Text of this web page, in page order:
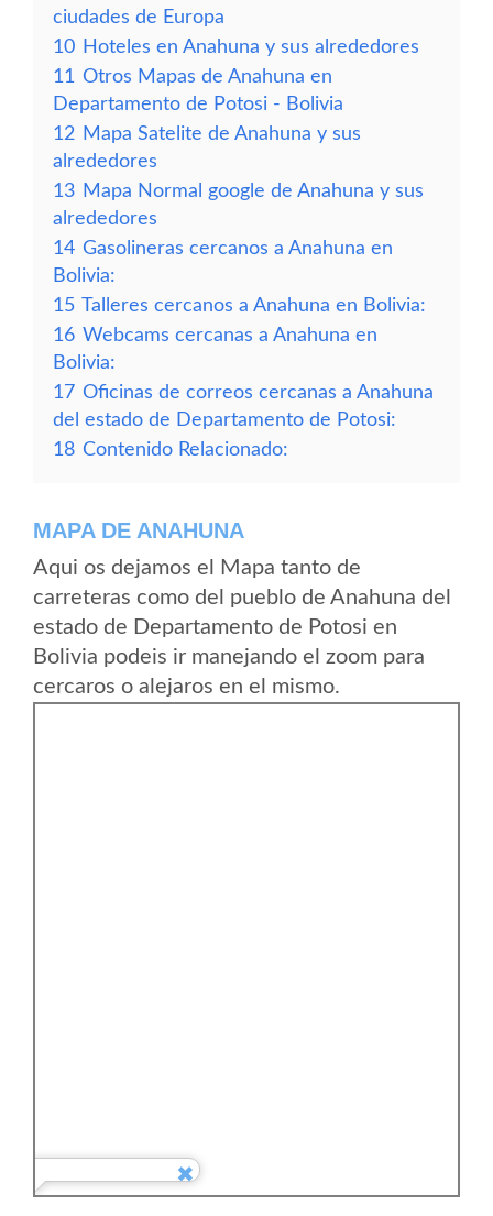
ciudades de Europa
10 Hoteles en Anahuna y sus alrededores
11 Otros Mapas de Anahuna en
Departamento de Potosi - Bolivia
12 Mapa Satelite de Anahuna y sus
alrededores
13 Mapa Normal google de Anahuna y sus
alrededores
14 Gasolineras cercanos a Anahuna en
Bolivia:
15 Talleres cercanos a Anahuna en Bolivia:
16 Webcams cercanas a Anahuna en
Bolivia:
17 Oficinas de correos cercanas a Anahuna
del estado de Departamento de Potosi:
18 Contenido Relacionado:
MAPA DE ANAHUNA
Aqui os dejamos el Mapa tanto de
carreteras como del pueblo de Anahuna del
estado de Departamento de Potosi en
Bolivia podeis ir manejando el zoom para
cercaros o alejaros en el mismo.